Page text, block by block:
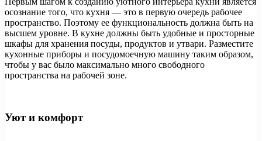
осознание того, что кухня — это в первую очередь рабочее
пространство. Поэтому ее функциональность должна быть на
высшем уровне. В кухне должны быть удобные и просторные
шкафы для хранения посуды, продуктов и утвари. Разместите
кухонные приборы и посудомоечную машину таким образом,
чтобы у вас было максимально много свободного
пространства на рабочей зоне.
Уют и комфорт